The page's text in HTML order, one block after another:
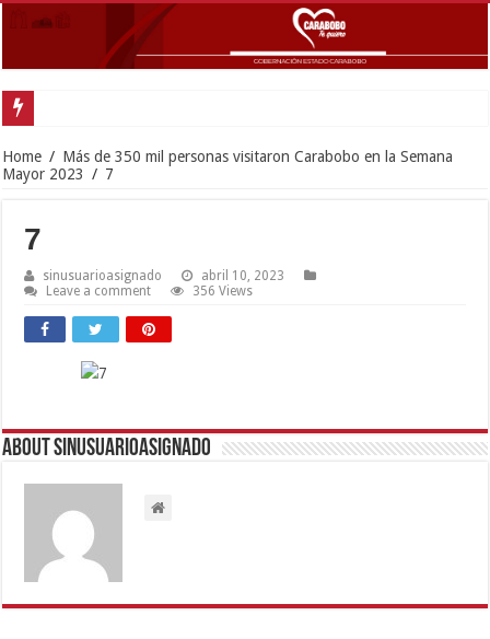
Home / Más de 350 mil personas visitaron Carabobo en la Semana
Mayor 2023 / 7
7
sinusuarioasignado
abril 10, 2023
Leave a comment
356 Views
About sinusuarioasignado